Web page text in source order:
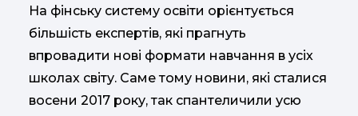
На фінську систему освіти орієнтується
більшість експертів, які прагнуть
впровадити нові формати навчання в усіх
школах світу. Саме тому новини, які сталися
восени 2017 року, так спантеличили усю